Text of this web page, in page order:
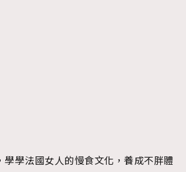
學學法國女人的慢食文化，養成不胖體